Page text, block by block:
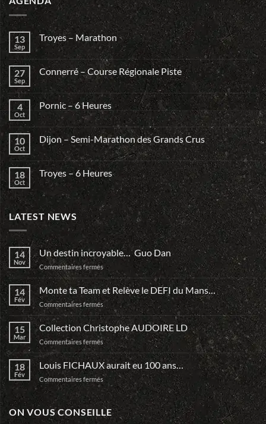
13
Sep
Troyes – Marathon
27
Sep
Connerré – Course Régionale Piste
4
Oct
Pornic – 6 Heures
10
Oct
Dijon – Semi-Marathon des Grands Crus
18
Oct
Troyes – 6 Heures
LATEST NEWS
14
Nov
Un destin incroyable… Guo Dan
Commentaires ferméssur
Un
destin
incroyable…
Guo
Dan
14
Fév
Monte ta Team et Relève le DEFI du Mans…
Commentaires ferméssur
Monte
ta
Team
et
Relève
le
DEFI
du
Mans…
15
Mar
Collection Christophe AUDOIRE LD
Commentaires ferméssur
Collection
Christophe
AUDOIRE
LD
18
Fév
Louis FICHAUX aurait eu 100 ans…
Commentaires ferméssur
Louis
FICHAUX
aurait
eu
ON VOUS CONSEILLE